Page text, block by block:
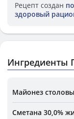
Рецепт создан
здоровый
Ингредиенты
Майонез
Сметана 30,0%